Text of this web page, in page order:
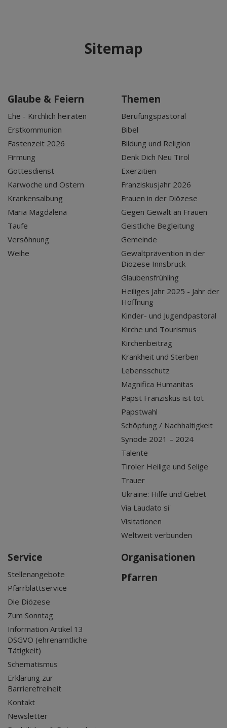
Sitemap
Glaube & Feiern
Ehe - Kirchlich heiraten
Erstkommunion
Fastenzeit 2026
Firmung
Gottesdienst
Karwoche und Ostern
Krankensalbung
Maria Magdalena
Taufe
Versöhnung
Weihe
Themen
Berufungspastoral
Bibel
Bildung und Religion
Denk Dich Neu Tirol
Exerzitien
Franziskusjahr 2026
Frauen in der Diözese
Gegen Gewalt an Frauen
Geistliche Begleitung
Gemeinde
Gewaltprävention in der
Diözese Innsbruck
Glaubensfrühling
Heiliges Jahr 2025 - Jahr der
Hoffnung
Kinder- und Jugendpastoral
Kirche und Tourismus
Kirchenbeitrag
Krankheit und Sterben
Lebensschutz
Magnifica Humanitas
Papst Franziskus ist tot
Papstwahl
Schöpfung / Nachhaltigkeit
Synode 2021 – 2024
Talente
Tiroler Heilige und Selige
Trauer
Ukraine: Hilfe und Gebet
Via Laudato si'
Visitationen
Weltweit verbunden
Service
Stellenangebote
Pfarrblattservice
Die Diözese
Zum Sonntag
Information Artikel 13
DSGVO (ehrenamtliche
Tätigkeit)
Schematismus
Erklärung zur
Barrierefreiheit
Kontakt
Newsletter
Organisationen
Pfarren